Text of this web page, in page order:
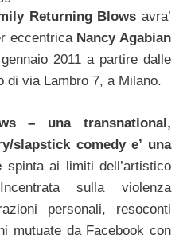
Returning Blows avra’
eccentrica Nancy Agabian
2011 a partire dalle
di via Lambro 7, a Milano.
– una transnational,
slapstick comedy e’ una
spinta ai limiti dell’artistico
sulla violenza
personali, resoconti
mutuate da Facebook con